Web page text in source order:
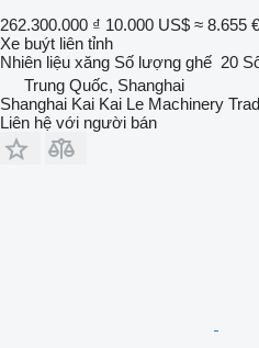
262.300.000 ₫ 10.000 US$ ≈ 8.655 €
Xe buýt liên tỉnh
Nhiên liệu xăng Số lượng ghế 20
Trung Quốc, Shanghai
Shanghai Kai Kai Le Machinery
Liên hệ với người bán